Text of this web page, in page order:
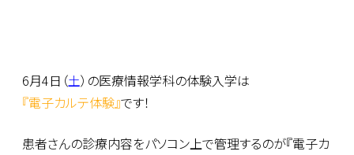
6月4日（土）の医療情報学科の体験入学は
『電子カルテ体験』です！
患者さんの診療内容をパソコン上で管理するのが『電子カ